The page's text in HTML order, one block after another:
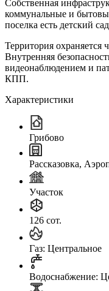
Собственная
коммунальные и
поселка есть детский
Территория
Внутренняя
видеонаблюдением и
КПП.
Характеристики
Грибово
Рассказовка,
Участок
126 сот.
Газ: Центральное
Водоснабжение: